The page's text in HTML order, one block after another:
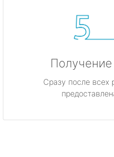
Получение
Сразу после всех